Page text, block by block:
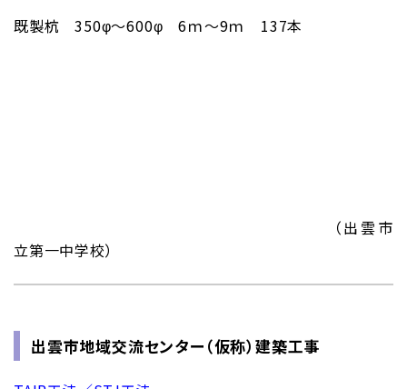
既製杭 350φ～600φ 6ｍ～9ｍ 137本
（出雲市
立第一中学校）
出雲市地域交流センター（仮称）建築工事